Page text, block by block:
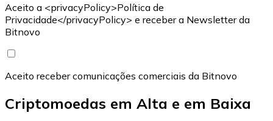
Aceito a <privacyPolicy>Política de
Privacidade</privacyPolicy> e receber a Newsletter da
Bitnovo
Aceito receber comunicações comerciais da Bitnovo
Criptomoedas em Alta e em Baixa